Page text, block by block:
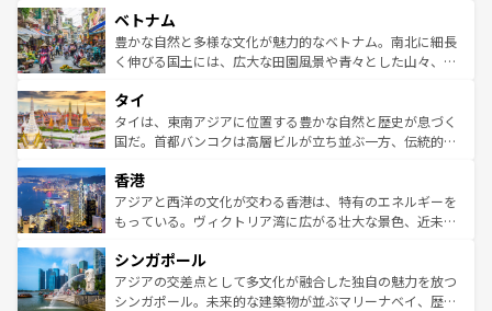
参照してほしい。
容にもいいと評判のスイーツなど、バラエティ豊かな料理
が味わえる。 なお、新着の台湾情報は コンテンツ一覧を参
照してほしい。
き、地方に足を延ばせば四季折々の自然美を楽しむことが
できる。そして、キムチや焼肉、絶品のストリートフード
まで、さまざまな韓国料理が待っている。夜には、韓国な
リティに包まれながら、韓国の多彩な魅力を心ゆくまで味
わってみてほしい。 なお、新着の韓国情報はコンテンツ一
覧を参照してほしい。
ベトナム
豊かな自然と多様な文化が魅力的なベトナム。南北に細長
く伸びる国土には、広大な田園風景や青々とした山々、世
急速な発展と共に伝統が息づく。ハノイの古い町並みやホ
ーチミン市のフランス統治時代の建物も、独特の雰囲気を
醸し出している。また、バラエティの豊かさとおいしさで
とつ。フォーやバインミー、ベトナムコーヒーなどは、ぜ
ひ現地で味わいたい。どの地域を訪れてもあたたかい人々
が旅行者を迎えてくれるので、きっと忘れられない旅にな
参照してほしい。
タイ
タイは、東南アジアに位置する豊かな自然と歴史が息づく
国だ。首都バンコクは高層ビルが立ち並ぶ一方、伝統的な
の活気が交差している。北部ではチェンマイなどの山岳地
帯で自然と触れ合い、南部ではプーケットやクラビの美し
いビーチでリゾート気分を楽しむことができる。タイ料理
激する。気候は一年中温暖で、どの季節にも異なる楽しみ
が待っている。親しみやすいタイの人々、仏教を中心とし
た文化、そして多様な観光資源が、訪れる旅人を魅了し続
香港
アジアと西洋の文化が交わる香港は、特有のエネルギーを
もっている。ヴィクトリア湾に広がる壮大な景色、近未来
み、どこを訪れても感動するはず。観光スポットが密集し
ており、効率よく見どころを回れるのも魅力。息をのむよ
うな絶景から文化的な体験まで、香港を存分に楽しみ尽く
シンガポール
アジアの交差点として多文化が融合した独自の魅力を放つ
シンガポール。未来的な建築物が並ぶマリーナベイ、歴史